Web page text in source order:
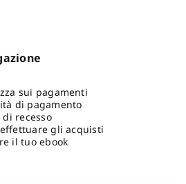
sui pagamenti
di pagamento
recesso
gli acquisti
il tuo ebook